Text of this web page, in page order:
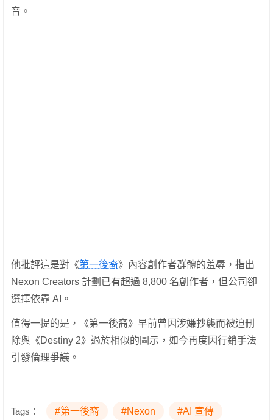
音。
他批評這是對《第一後裔》內容創作者群體的羞辱，指出
Nexon Creators 計劃已有超過 8,800 名創作者，但公司卻
選擇依靠 AI。
值得一提的是，《第一後裔》早前曾因涉嫌抄襲而被迫刪
除與《Destiny 2》過於相似的圖示，如今再度因行銷手法
引發倫理爭議。
Tags： #第一後裔 #Nexon #AI 宣傳